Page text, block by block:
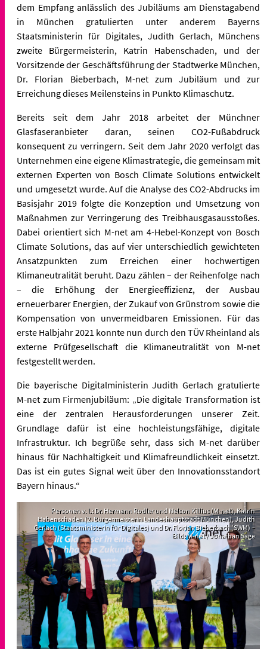
dem Empfang anlässlich des Jubiläums am Dienstagabend
in München gratulierten unter anderem Bayerns
Staatsministerin für Digitales, Judith Gerlach, Münchens
zweite Bürgermeisterin, Katrin Habenschaden, und der
Vorsitzende der Geschäftsführung der Stadtwerke München,
Dr. Florian Bieberbach, M-net zum Jubiläum und zur
Erreichung dieses Meilensteins in Punkto Klimaschutz.
Bereits seit dem Jahr 2018 arbeitet der Münchner
Glasfaseranbieter daran, seinen CO2-Fußabdruck
konsequent zu verringern. Seit dem Jahr 2020 verfolgt das
Unternehmen eine eigene Klimastrategie, die gemeinsam mit
externen Experten von Bosch Climate Solutions entwickelt
und umgesetzt wurde. Auf die Analyse des CO2-Abdrucks im
Basisjahr 2019 folgte die Konzeption und Umsetzung von
Maßnahmen zur Verringerung des Treibhausgas­ausstoßes.
Dabei orientiert sich M-net am 4-Hebel-Konzept von Bosch
Climate Solutions, das auf vier unterschiedlich gewichteten
Ansatzpunkten zum Erreichen einer hochwertigen
Klimaneutralität beruht. Dazu zählen – der Reihenfolge nach
– die Erhöhung der Energieeffizienz, der Ausbau
erneuerbarer Energien, der Zukauf von Grünstrom sowie die
Kompensation von unvermeidbaren Emissionen. Für das
erste Halbjahr 2021 konnte nun durch den TÜV Rheinland als
externe Prüfgesellschaft die Klimaneutralität von M-net
festgestellt werden.
Die bayerische Digitalministerin Judith Gerlach gratulierte
M-net zum Firmenjubiläum: „Die digitale Transformation ist
eine der zentralen Herausforderungen unserer Zeit.
Grundlage dafür ist eine hochleistungsfähige, digitale
Infrastruktur. Ich begrüße sehr, dass sich M-net darüber
hinaus für Nachhaltigkeit und Klimafreundlichkeit einsetzt.
Das ist ein gutes Signal weit über den Innovationsstandort
Bayern hinaus.“
Personen v. l.: Dr. Hermann Rodler und Nelson Killius (M-net), Katrin
Habenschaden (2. Bürgermeisterin Landeshauptstadt München), Judith
Gerlach (Staatsministerin für Digitales) und Dr. Florian Bieberbach (SWM) –
Bild: M-net / Jonathan Sage